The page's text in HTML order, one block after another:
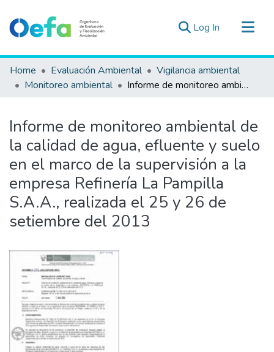
Log In (current)
Communities & Collections
All of DSpace
Estad. Externas
Guias ▾
Home Evaluación Ambiental
Vigilancia ambiental
Monitoreo ambiental
Informe de monitoreo ambiental de la calidad de agua, efluente y suelo en el marco de la supervisión a la empresa Refinería La Pampilla S.A.A., realizada el 25 y 26 de setiembre del 2013
Informe de monitoreo ambiental de
la calidad de agua, efluente y suelo
en el marco de la supervisión a la
empresa Refinería La Pampilla
S.A.A., realizada el 25 y 26 de
setiembre del 2013